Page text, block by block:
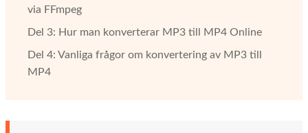
via FFmpeg
Del 3: Hur man konverterar MP3 till MP4 Online
Del 4: Vanliga frågor om konvertering av MP3 till
MP4